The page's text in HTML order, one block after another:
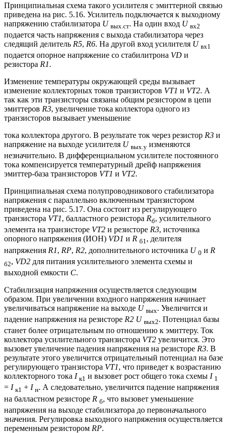
Принципиальная схема такого усилителя с эмиттерной связью
приведена на рис. 5.16. Усилитель подключается к выходному
напряжению стабилизатора U вых.ст. На один вход U вх2
подается часть напряжения с выхода стабилизатора через
следящий делитель R5, R6. На другой вход усилителя U вх1
подается опорное напряжение со стабилитрона VD и
резистора R1.
Изменение температуры окружающей среды вызывает
изменение коллекторных токов транзисторов VT1 и VT2. А
так как эти транзисторы связаны общим резистором в цепи
эмиттеров R3, увеличение тока коллектора одного из
транзисторов вызывает уменьшение
тока коллектора другого. В результате ток через резистор R3 и
напряжение на выходе усилителя U вых.у изменяются
незначительно. В дифференциальном усилителе постоянного
тока компенсируется температурный дрейф напряжения
эмиттер-база транзисторов VT1 и VT2.
Принципиальная схема полупроводникового стабилизатора
напряжения с параллельно включенным транзистором
приведена на рис. 5.17. Она состоит из регулирующего
транзистора VT1, балластного резистора Rб, усилительного
элемента на транзисторе VT2 и резисторе R3, источника
опорного напряжения (ИОН) VD1 и R б1, делителя
напряжения R1, RP, R2, дополнительного источника U 0 и R
б2, VD2 для питания усилительного элемента схемы и
выходной емкости С.
Стабилизация напряжения осуществляется следующим
образом. При увеличении входного напряжения начинает
увеличиваться напряжение на выходе U вых. Увеличится и
падение напряжения на резисторе R2 U вых2. Потенциал базы
станет более отрицательным по отношению к эмиттеру. Ток
коллектора усилительного транзистора VT2 увеличится. Это
вызовет увеличение падения напряжения на резисторе R3. В
результате этого увеличится отрицательный потенциал на базе
регулирующего транзистора VT1, что приведет к возрастанию
коллекторного тока I к1 и вызовет рост общего тока схемы I 1
= I к1 + I н. А следовательно, увеличится падение напряжения
на балластном резисторе R б, что вызовет уменьшение
напряжения на выходе стабилизатора до первоначального
значения. Регулировка выходного напряжения осуществляется
переменным резистором RP.